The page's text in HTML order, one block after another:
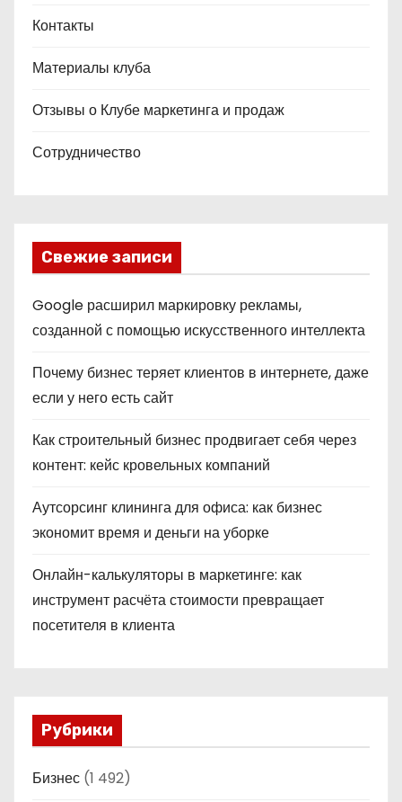
Контакты
Материалы клуба
Отзывы о Клубе маркетинга и продаж
Сотрудничество
Свежие записи
Google расширил маркировку рекламы,
созданной с помощью искусственного интеллекта
Почему бизнес теряет клиентов в интернете, даже
если у него есть сайт
Как строительный бизнес продвигает себя через
контент: кейс кровельных компаний
Аутсорсинг клининга для офиса: как бизнес
экономит время и деньги на уборке
Онлайн-калькуляторы в маркетинге: как
инструмент расчёта стоимости превращает
посетителя в клиента
Рубрики
Бизнес (1 492)